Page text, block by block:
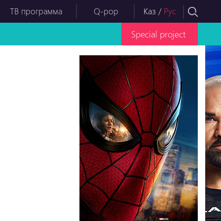
Каз / Рус
ТВ программа Q-pop
Special project